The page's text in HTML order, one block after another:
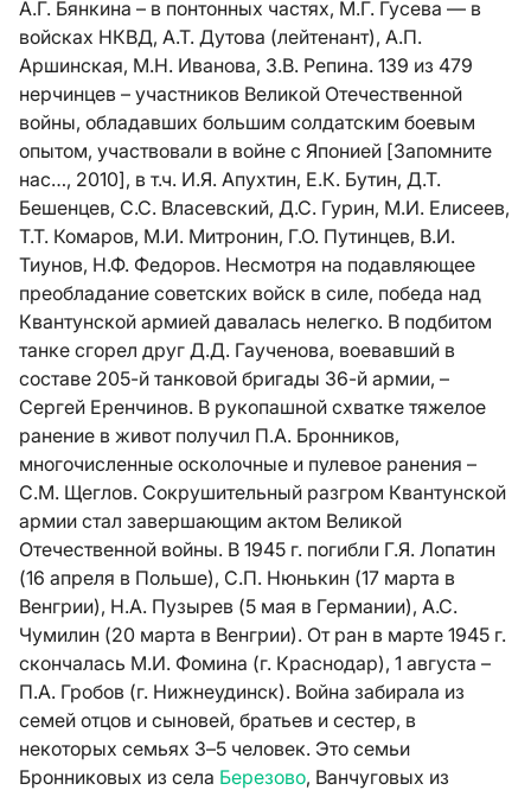
А.Г. Бянкина – в понтонных частях, М.Г. Гусева — в
войсках НКВД, А.Т. Дутова (лейтенант), А.П.
Аршинская, М.Н. Иванова, З.В. Репина. 139 из 479
нерчинцев – участников Великой Отечественной
войны, обладавших большим солдатским боевым
опытом, участвовали в войне с Японией [Запомните
нас…, 2010], в т.ч. И.Я. Апухтин, Е.К. Бутин, Д.Т.
Бешенцев, С.С. Власевский, Д.С. Гурин, М.И. Елисеев,
Т.Т. Комаров, М.И. Митронин, Г.О. Путинцев, В.И.
Тиунов, Н.Ф. Федоров. Несмотря на подавляющее
преобладание советских войск в силе, победа над
Квантунской армией давалась нелегко. В подбитом
танке сгорел друг Д.Д. Гаученова, воевавший в
составе 205-й танковой бригады 36-й армии, –
Сергей Еренчинов. В рукопашной схватке тяжелое
ранение в живот получил П.А. Бронников,
многочисленные осколочные и пулевое ранения –
С.М. Щеглов. Сокрушительный разгром Квантунской
армии стал завершающим актом Великой
Отечественной войны. В 1945 г. погибли Г.Я. Лопатин
(16 апреля в Польше), С.П. Нюнькин (17 марта в
Венгрии), Н.А. Пузырев (5 мая в Германии), А.С.
Чумилин (20 марта в Венгрии). От ран в марте 1945 г.
скончалась М.И. Фомина (г. Краснодар), 1 августа –
П.А. Гробов (г. Нижнеудинск). Война забирала из
семей отцов и сыновей, братьев и сестер, в
некоторых семьях 3–5 человек. Это семьи
Бронниковых из села Березово, Ванчуговых из